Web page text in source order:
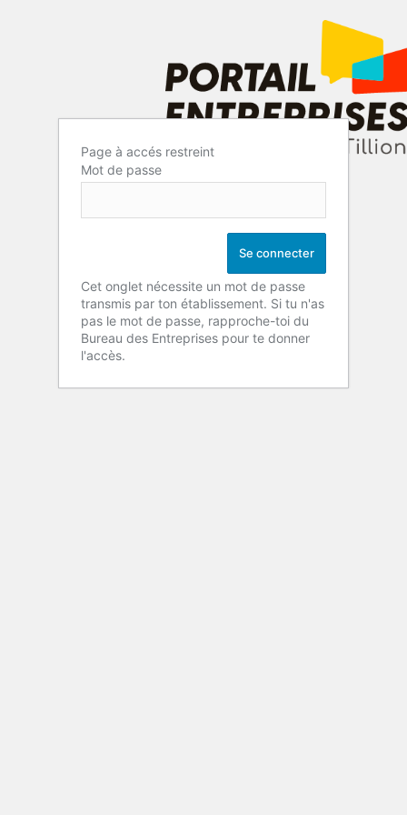
Page à accés restreint
Mot de passe
Cet onglet nécessite un mot de passe
transmis par ton établissement. Si tu n'as
pas le mot de passe, rapproche-toi du
Bureau des Entreprises pour te donner
l'accès.